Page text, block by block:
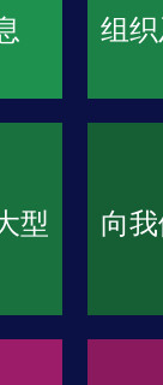
组
型
向